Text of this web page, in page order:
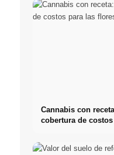
Cannabis con
cobertura de